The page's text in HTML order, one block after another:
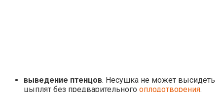
выведение птенцов. Несушка не может высидеть
цыплят без предварительного оплодотворения.